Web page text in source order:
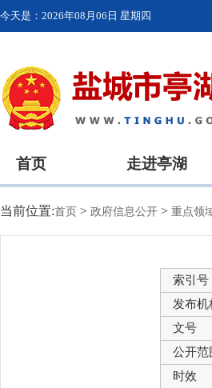
今天是： 2026年08月06日 星期四
首页 走进亭湖
当前位置:首页 > 政府信息公开 > 重点领
索引号
发布机
文号
公开范
时效